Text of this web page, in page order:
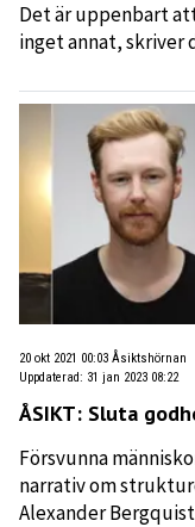
Det är uppenbart
inget annat, skriver
20 okt 2021 00:03 Åsiktshörnan
Uppdaterad: 31 jan 2023 08:22
ÅSIKT: Sluta
Försvunna
narrativ om
Alexander